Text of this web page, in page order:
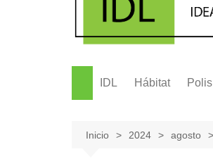
IDL Hábitat Polis
Inicio 2024 agosto